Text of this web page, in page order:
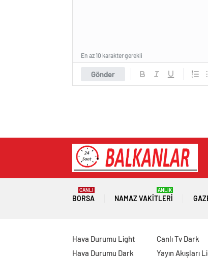
Gönder
En az 10 karakter gerekli
BORSA
CANLI
NAMAZ VAKITLERI
ANLIK
Hava Durumu Light
Hava Durumu Dark
Canlı Tv Dark
Yayın Akışları